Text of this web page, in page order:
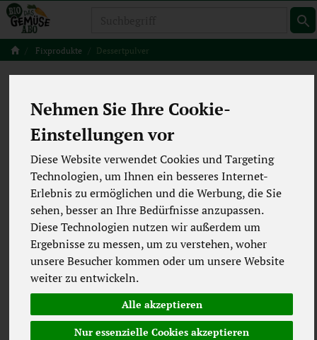
Nehmen Sie Ihre Cookie-
Einstellungen vor
Diese Website verwendet Cookies und Targeting
Technologien, um Ihnen ein besseres Internet-
Erlebnis zu ermöglichen und die Werbung, die Sie
sehen, besser an Ihre Bedürfnisse anzupassen.
Diese Technologien nutzen wir außerdem um
Ergebnisse zu messen, um zu verstehen, woher
unsere Besucher kommen oder um unsere Website
weiter zu entwickeln.
Alle akzeptieren
Nur essenzielle Cookies akzeptieren
Fixprodukte Dessertpulver
Dessertpulver
12
Hersteller Ernährung
Allergene Merkmale